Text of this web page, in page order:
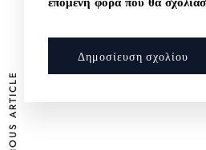
PREVIOUS ARTICLE